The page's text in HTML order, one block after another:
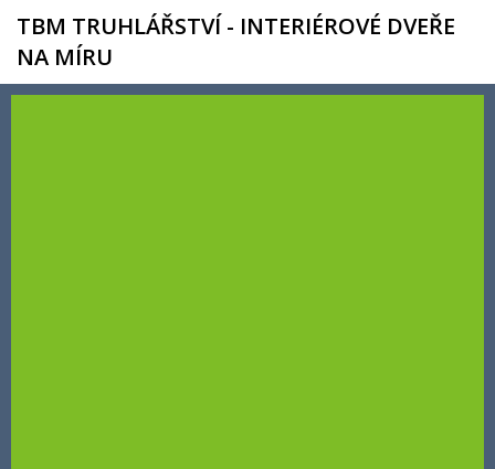
TBM TRUHLÁŘSTVÍ - INTERIÉROVÉ DVEŘE
NA MÍRU